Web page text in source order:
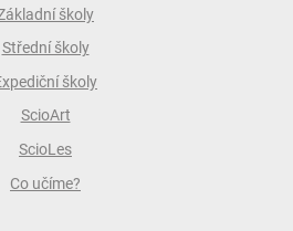
školy
Střední školy
školy
ScioArt
ScioLes
Co učíme?